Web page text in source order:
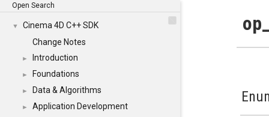
Open Search
▼
Cinema 4D C++ SDK
Change Notes
► Introduction
► Foundations
► Data & Algorithms
► Application Development